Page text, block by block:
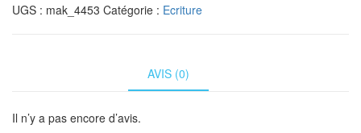
UGS : mak_4453 Catégorie : Ecriture
AVIS (0)
Il n’y a pas encore d’avis.